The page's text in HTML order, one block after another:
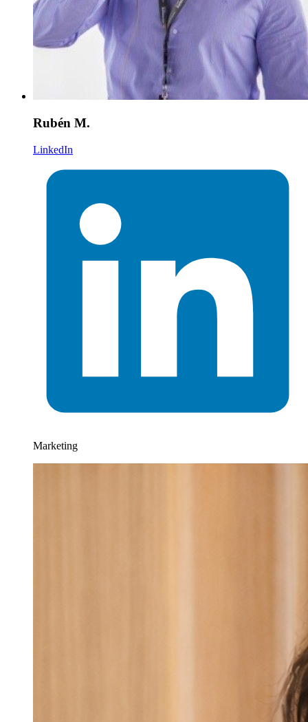
Rubén M.
LinkedIn
Marketing